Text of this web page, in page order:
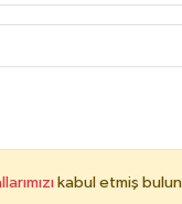
kabul etmiş